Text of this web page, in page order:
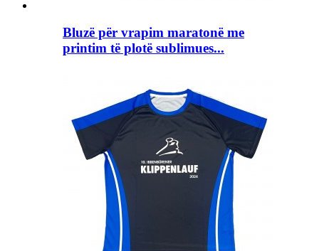
Bluzë për vrapim maratonë me
printim të plotë sublimues...